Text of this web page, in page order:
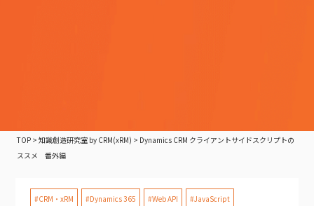
TOP >知識創造研究室 by CRM(xRM) > Dynamics CRM クライアントサイドスクリプトの
ススメ 番外編
#CRM・xRM #Dynamics 365 #Web API #JavaScript